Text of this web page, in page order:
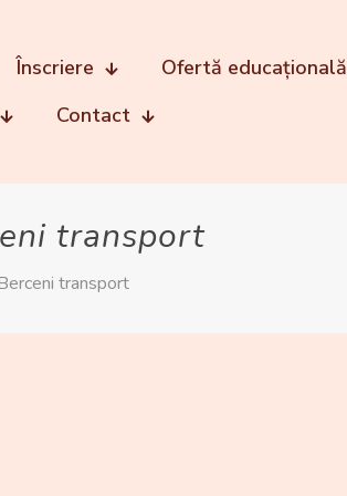
Înscriere Ofertă educațională
Contact
transport
transport